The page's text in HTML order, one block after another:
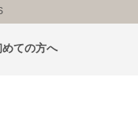
めての方へ